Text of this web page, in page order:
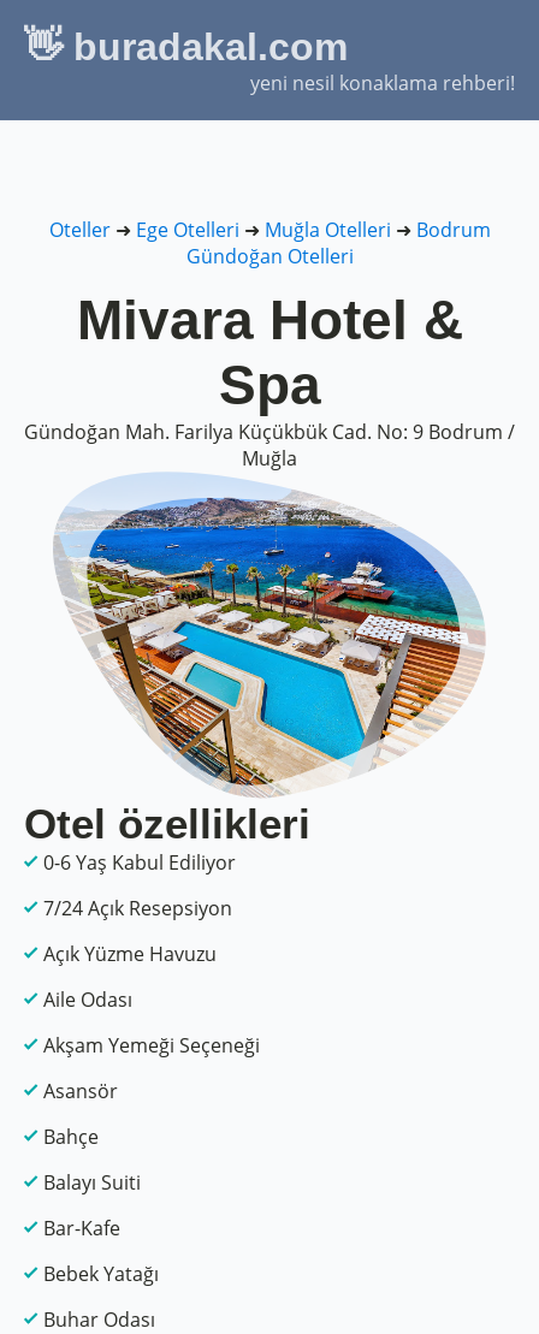
👋 buradakal.com
yeni nesil konaklama rehberi!
Oteller➜ Ege Otelleri ➜ Muğla Otelleri ➜ Bodrum
Gündoğan Otelleri
Mivara Hotel &
Spa
Gündoğan Mah. Farilya Küçükbük Cad. No: 9 Bodrum /
Muğla
Otel özellikleri
0-6 Yaş Kabul Ediliyor
7/24 Açık Resepsiyon
Açık Yüzme Havuzu
Aile Odası
Akşam Yemeği Seçeneği
Asansör
Bahçe
Balayı Suiti
Bar-Kafe
Bebek Yatağı
Buhar Odası